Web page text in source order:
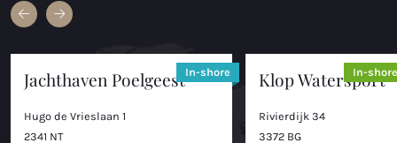
Jachthaven Poelgeest
Hugo de Vrieslaan 1
2341 NT
In-shore Klop Watersport
Rivierdijk 34
3372 BG
In-